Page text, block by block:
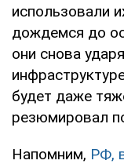
использовали
дождемся до
они снова
будет даже
резюмировал
Напомним, РФ,